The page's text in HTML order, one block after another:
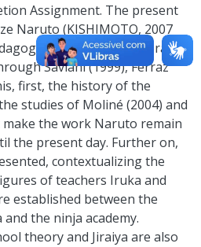
Assignment. The present
Naruto (KISHIMOTO, 2007
theories in general
Saviani (1999), Ferraz
first, the history of the
studies of Moliné (2004) and
the work Naruto remain
the present day. Further on,
contextualizing the
of teachers Iruka and
established between the
the ninja academy.
theory and Jiraiya are also